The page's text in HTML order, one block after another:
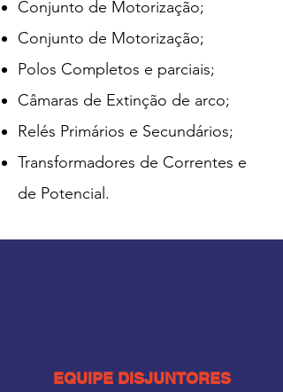
Conjunto de Motorização;
Conjunto de Motorização;
Polos Completos e parciais;
Câmaras de Extinção de arco;
Relés Primários e Secundários;
Transformadores de Correntes e
de Potencial.
EQUIPE DISJUNTORES